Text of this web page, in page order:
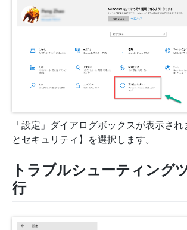
「設定」ダイアログボックスが表示さ
とセキュリティ】を選択します。
トラブルシューティング
行